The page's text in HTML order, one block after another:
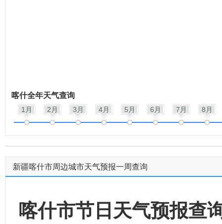
喀什全年天气查询
1月 2月 3月 4月 5月 6月 7月 8月
新疆喀什市周边城市天气预报一周查询
喀什市节日天气预报查